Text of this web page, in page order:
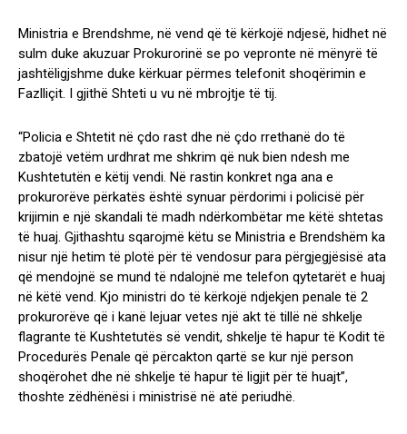
Ministria e Brendshme, në vend që të kërkojë ndjesë, hidhet në
sulm duke akuzuar Prokurorinë se po vepronte në mënyrë të
jashtëligjshme duke kërkuar përmes telefonit shoqërimin e
Fazlliçit. I gjithë Shteti u vu në mbrojtje të tij.
“Policia e Shtetit në çdo rast dhe në çdo rrethanë do të
zbatojë vetëm urdhrat me shkrim që nuk bien ndesh me
Kushtetutën e këtij vendi. Në rastin konkret nga ana e
prokurorëve përkatës është synuar përdorimi i policisë për
krijimin e një skandali të madh ndërkombëtar me këtë shtetas
të huaj. Gjithashtu sqarojmë këtu se Ministria e Brendshëm ka
nisur një hetim të plotë për të vendosur para përgjegjësisë ata
që mendojnë se mund të ndalojnë me telefon qytetarët e huaj
në këtë vend. Kjo ministri do të kërkojë ndjekjen penale të 2
prokurorëve që i kanë lejuar vetes një akt të tillë në shkelje
flagrante të Kushtetutës së vendit, shkelje të hapur të Kodit të
Procedurës Penale që përcakton qartë se kur një person
shoqërohet dhe në shkelje të hapur të ligjit për të huajt”,
thoshte zëdhënësi i ministrisë në atë periudhë.